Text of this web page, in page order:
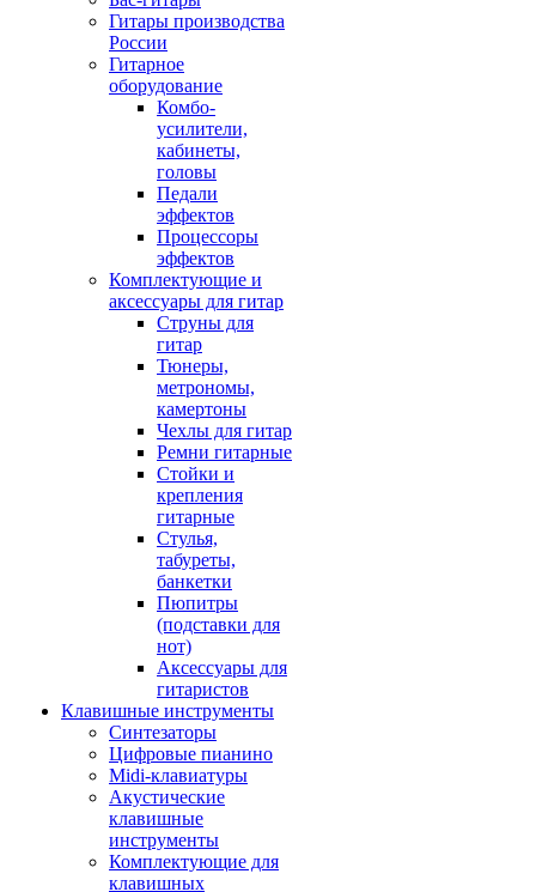
Гитары производства
России
Гитарное
оборудование
Комбо-
усилители,
кабинеты,
головы
Педали
эффектов
Процессоры
эффектов
Комплектующие и
аксессуары для гитар
Струны для
гитар
Тюнеры,
метрономы,
камертоны
Чехлы для гитар
Ремни гитарные
Стойки и
крепления
гитарные
Стулья,
табуреты,
банкетки
Пюпитры
(подставки для
нот)
Аксессуары для
гитаристов
Клавишные инструменты
Синтезаторы
Цифровые пианино
Midi-клавиатуры
Акустические
клавишные
инструменты
Комплектующие для
клавишных